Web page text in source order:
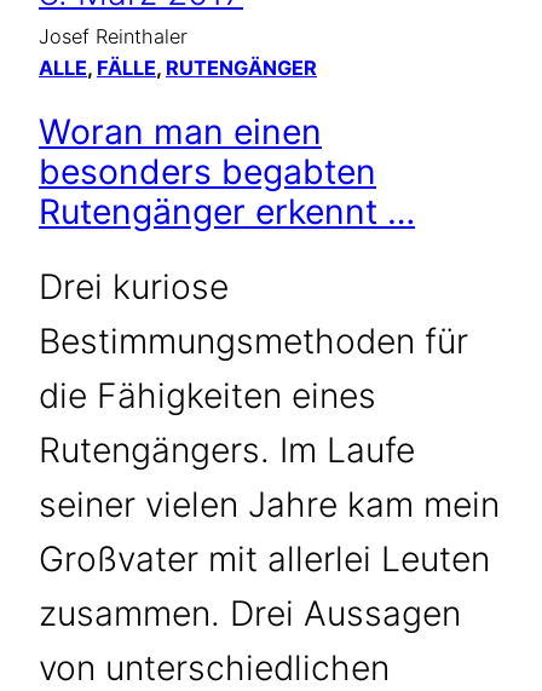
BELASTUNG
DURCH
IN
DER
WOHNUNG
Josef Reinthaler
ALLE, FÄLLE, RUTENGÄNGER
Woran man einen
besonders begabten
Rutengänger erkennt …
Drei kuriose
Bestimmungsmethoden für
die Fähigkeiten eines
Rutengängers. Im Laufe
seiner vielen Jahre kam mein
Großvater mit allerlei Leuten
zusammen. Drei Aussagen
von unterschiedlichen